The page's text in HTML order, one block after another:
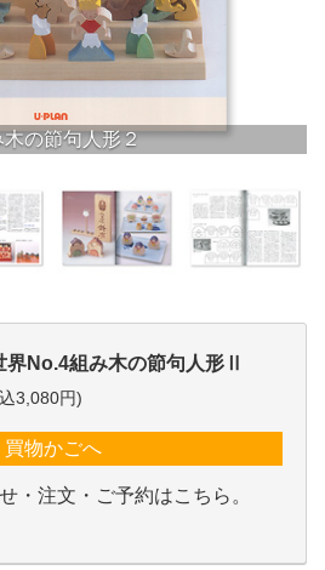
木の節句人形２
界No.4組み木の節句人形Ⅱ
3,080円)
買物かごへ
・注文・ご予約はこちら。